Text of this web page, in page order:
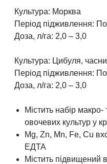
Культура: Морква
Період підживлення:
Доза, л/га: 2,0 – 3,0
Культура: Цибуля,
Період підживлення:
Доза, л/га: 2,0 – 3,0
Містить набір
овочевих культур у
Mg, Zn, Mn, Fe, Cu
ЕДТА
Містить підвищений